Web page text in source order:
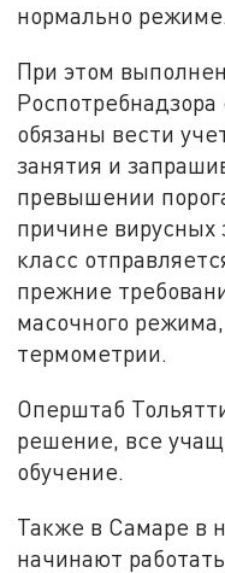
нормально режиме.
При этом
Роспотребнадзора
обязаны вести
занятия и
превышении
причине
класс
прежние
масочного
термометрии.
Оперштаб
решение, все
обучение.
Также в Самаре в
начинают